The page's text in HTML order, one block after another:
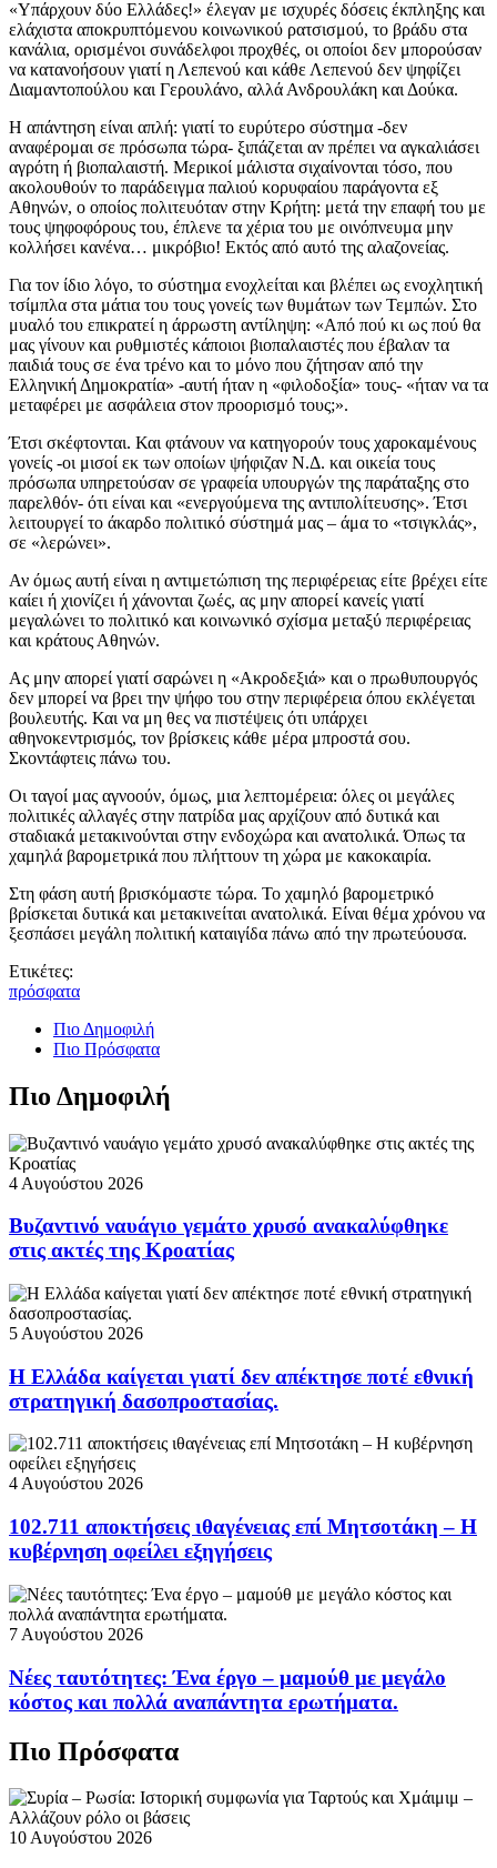
«Υπάρχουν δύο Ελλάδες!» έλεγαν με ισχυρές δόσεις έκπληξης και
ελάχιστα αποκρυπτόμενου κοινωνικού ρατσισμού, το βράδυ στα
κανάλια, ορισμένοι συνάδελφοι προχθές, οι οποίοι δεν μπορούσαν
να κατανοήσουν γιατί η Λεπενού και κάθε Λεπενού δεν ψηφίζει
Διαμαντοπούλου και Γερουλάνο, αλλά Ανδρουλάκη και Δούκα.
Η απάντηση είναι απλή: γιατί το ευρύτερο σύστημα -δεν
αναφέρομαι σε πρόσωπα τώρα- ξιπάζεται αν πρέπει να αγκαλιάσει
αγρότη ή βιοπαλαιστή. Μερικοί μάλιστα σιχαίνονται τόσο, που
ακολουθούν το παράδειγμα παλιού κορυφαίου παράγοντα εξ
Αθηνών, ο οποίος πολιτευόταν στην Κρήτη: μετά την επαφή του με
τους ψηφοφόρους του, έπλενε τα χέρια του με οινόπνευμα μην
κολλήσει κανένα… μικρόβιο! Εκτός από αυτό της αλαζονείας.
Για τον ίδιο λόγο, το σύστημα ενοχλείται και βλέπει ως ενοχλητική
τσίμπλα στα μάτια του τους γονείς των θυμάτων των Τεμπών. Στο
μυαλό του επικρατεί η άρρωστη αντίληψη: «Από πού κι ως πού θα
μας γίνουν και ρυθμιστές κάποιοι βιοπαλαιστές που έβαλαν τα
παιδιά τους σε ένα τρένο και το μόνο που ζήτησαν από την
Ελληνική Δημοκρατία» -αυτή ήταν η «φιλοδοξία» τους- «ήταν να τα
μεταφέρει με ασφάλεια στον προορισμό τους;».
Έτσι σκέφτονται. Και φτάνουν να κατηγορούν τους χαροκαμένους
γονείς -οι μισοί εκ των οποίων ψήφιζαν Ν.Δ. και οικεία τους
πρόσωπα υπηρετούσαν σε γραφεία υπουργών της παράταξης στο
παρελθόν- ότι είναι και «ενεργούμενα της αντιπολίτευσης». Έτσι
λειτουργεί το άκαρδο πολιτικό σύστημά μας – άμα το «τσιγκλάς»,
σε «λερώνει».
Αν όμως αυτή είναι η αντιμετώπιση της περιφέρειας είτε βρέχει είτε
καίει ή χιονίζει ή χάνονται ζωές, ας μην απορεί κανείς γιατί
μεγαλώνει το πολιτικό και κοινωνικό σχίσμα μεταξύ περιφέρειας
και κράτους Αθηνών.
Ας μην απορεί γιατί σαρώνει η «Ακροδεξιά» και ο πρωθυπουργός
δεν μπορεί να βρει την ψήφο του στην περιφέρεια όπου εκλέγεται
βουλευτής. Και να μη θες να πιστέψεις ότι υπάρχει
αθηνοκεντρισμός, τον βρίσκεις κάθε μέρα μπροστά σου.
Σκοντάφτεις πάνω του.
Οι ταγοί μας αγνοούν, όμως, μια λεπτομέρεια: όλες οι μεγάλες
πολιτικές αλλαγές στην πατρίδα μας αρχίζουν από δυτικά και
σταδιακά μετακινούνται στην ενδοχώρα και ανατολικά. Όπως τα
χαμηλά βαρομετρικά που πλήττουν τη χώρα με κακοκαιρία.
Στη φάση αυτή βρισκόμαστε τώρα. Το χαμηλό βαρομετρικό
βρίσκεται δυτικά και μετακινείται ανατολικά. Είναι θέμα χρόνου να
ξεσπάσει μεγάλη πολιτική καταιγίδα πάνω από την πρωτεύουσα.
Ετικέτες:
πρόσφατα
Πιο Δημοφιλή
Πιο Πρόσφατα
Πιο Δημοφιλή
4 Αυγούστου 2026
Βυζαντινό ναυάγιο γεμάτο χρυσό ανακαλύφθηκε
στις ακτές της Κροατίας
5 Αυγούστου 2026
Η Ελλάδα καίγεται γιατί δεν απέκτησε ποτέ εθνική
στρατηγική δασοπροστασίας.
4 Αυγούστου 2026
102.711 αποκτήσεις ιθαγένειας επί Μητσοτάκη – Η
κυβέρνηση οφείλει εξηγήσεις
7 Αυγούστου 2026
Νέες ταυτότητες: Ένα έργο – μαμούθ με μεγάλο
κόστος και πολλά αναπάντητα ερωτήματα.
Πιο Πρόσφατα
10 Αυγούστου 2026